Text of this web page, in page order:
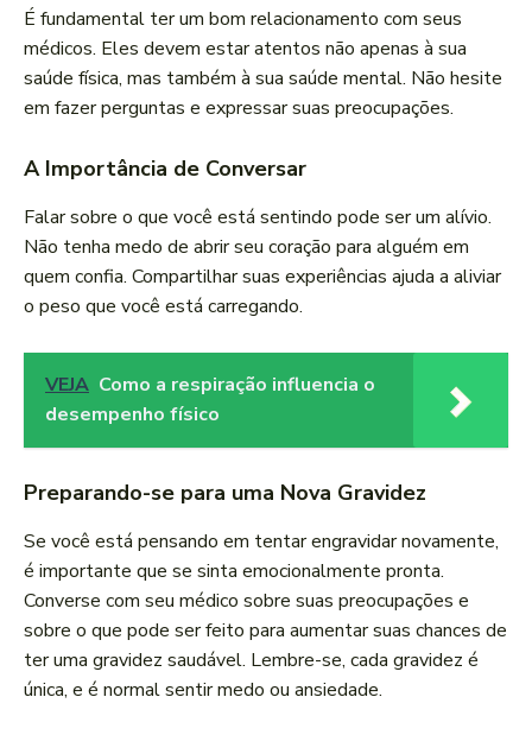
É fundamental ter um bom relacionamento com seus
médicos. Eles devem estar atentos não apenas à sua
saúde física, mas também à sua saúde mental. Não hesite
em fazer perguntas e expressar suas preocupações.
A Importância de Conversar
Falar sobre o que você está sentindo pode ser um alívio.
Não tenha medo de abrir seu coração para alguém em
quem confia. Compartilhar suas experiências ajuda a aliviar
o peso que você está carregando.
VEJA Como a respiração influencia o
desempenho físico
Preparando-se para uma Nova Gravidez
Se você está pensando em tentar engravidar novamente,
é importante que se sinta emocionalmente pronta.
Converse com seu médico sobre suas preocupações e
sobre o que pode ser feito para aumentar suas chances de
ter uma gravidez saudável. Lembre-se, cada gravidez é
única, e é normal sentir medo ou ansiedade.